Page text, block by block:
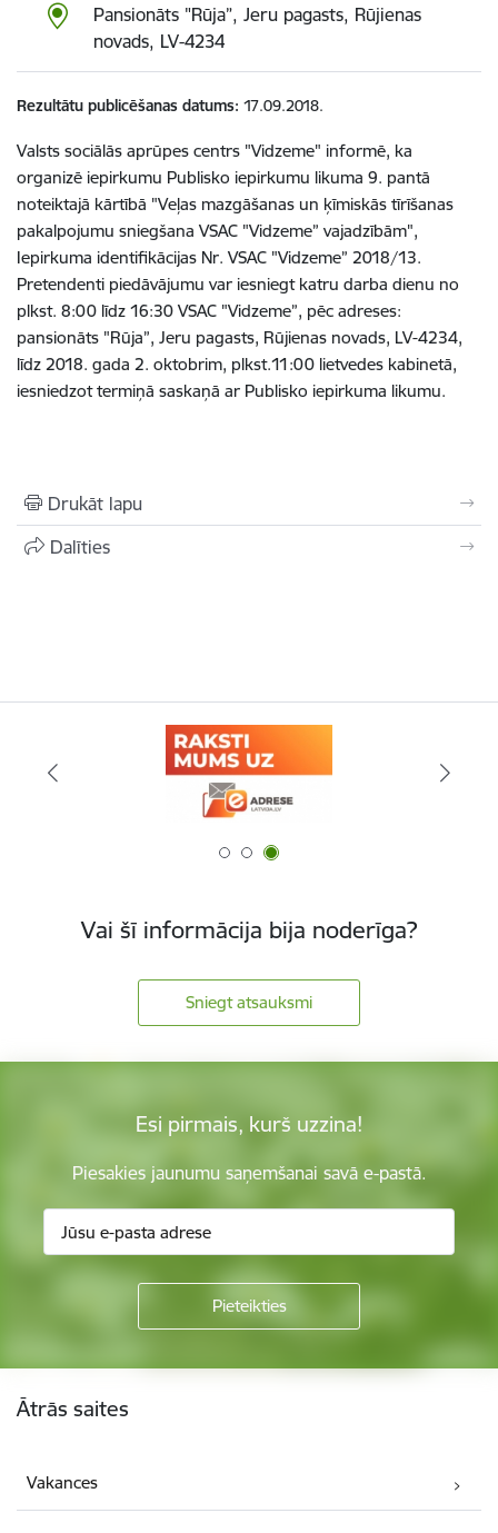
Pansionāts "Rūja”, Jeru pagasts, Rūjienas
novads, LV-4234
Rezultātu publicēšanas datums 17.09.2018.
Valsts sociālās aprūpes centrs "Vidzeme" informē, ka
organizē iepirkumu Publisko iepirkumu likuma 9. pantā
noteiktajā kārtībā "Veļas mazgāšanas un ķīmiskās tīrīšanas
pakalpojumu sniegšana VSAC "Vidzeme” vajadzībām",
Iepirkuma identifikācijas Nr. VSAC "Vidzeme” 2018/13.
Pretendenti piedāvājumu var iesniegt katru darba dienu no
plkst. 8:00 līdz 16:30 VSAC "Vidzeme”, pēc adreses:
pansionāts "Rūja”, Jeru pagasts, Rūjienas novads, LV-4234,
līdz 2018. gada 2. oktobrim, plkst.11:00 lietvedes kabinetā,
iesniedzot termiņā saskaņā ar Publisko iepirkuma likumu.
Drukāt lapu
Dalīties
Vai šī informācija bija noderīga?
Sniegt atsauksmi
Esi pirmais, kurš uzzina!
Piesakies jaunumu saņemšanai savā e-pastā.
Ātrās saites
Vakances